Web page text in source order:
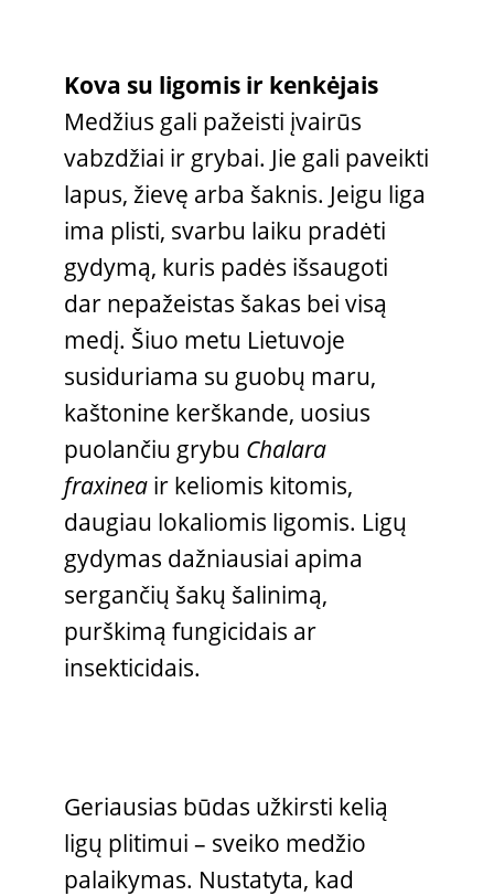
Kova su ligomis ir kenkėjais
Medžius gali pažeisti įvairūs
vabzdžiai ir grybai. Jie gali paveikti
lapus, žievę arba šaknis. Jeigu liga
ima plisti, svarbu laiku pradėti
gydymą, kuris padės išsaugoti
dar nepažeistas šakas bei visą
medį. Šiuo metu Lietuvoje
susiduriama su guobų maru,
kaštonine kerškande, uosius
puolančiu grybu Chalara
fraxineair keliomis kitomis,
daugiau lokaliomis ligomis. Ligų
gydymas dažniausiai apima
sergančių šakų šalinimą,
purškimą fungicidais ar
insekticidais.
Geriausias būdas užkirsti kelią
ligų plitimui – sveiko medžio
palaikymas. Nustatyta, kad